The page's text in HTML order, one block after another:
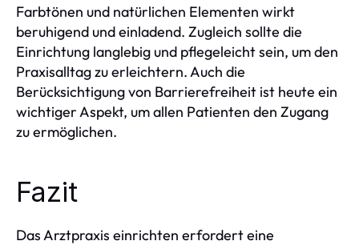
Farbtönen und natürlichen Elementen wirkt
beruhigend und einladend. Zugleich sollte die
Einrichtung langlebig und pflegeleicht sein, um den
Praxisalltag zu erleichtern. Auch die
Berücksichtigung von Barrierefreiheit ist heute ein
wichtiger Aspekt, um allen Patienten den Zugang
zu ermöglichen.
Fazit
Das Arztpraxis einrichten erfordert eine